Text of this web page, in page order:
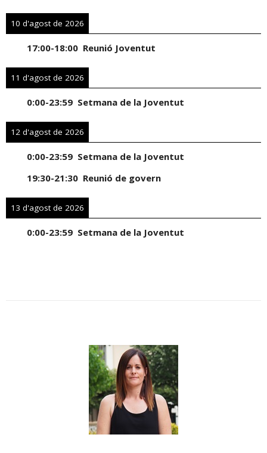
10 d'agost de 2026
17:00-18:00 Reunió Joventut
11 d'agost de 2026
0:00-23:59 Setmana de la Joventut
12 d'agost de 2026
0:00-23:59 Setmana de la Joventut
19:30-21:30 Reunió de govern
13 d'agost de 2026
0:00-23:59 Setmana de la Joventut